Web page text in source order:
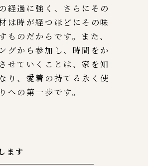
経過に強く、さらにその
は時が経つほどにその味
ものだからです。また、
グから参加し、時間をか
せていくことは、家を知
り、愛着の持てる永く使
への第一歩です。
ます